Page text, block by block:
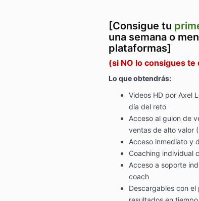
[Consigue tu
una semana o
plataformas]
(si NO lo consigues
Lo que obtendrás:
Videos HD por Axel
día del reto
Acceso al guion de
ventas de alto valor
Acceso inmediato y
Coaching individual
Acceso a soporte
coach
Descargables con